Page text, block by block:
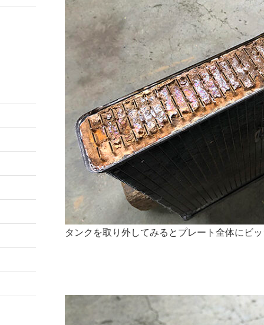
タンクを取り外してみるとプレート全体にビ